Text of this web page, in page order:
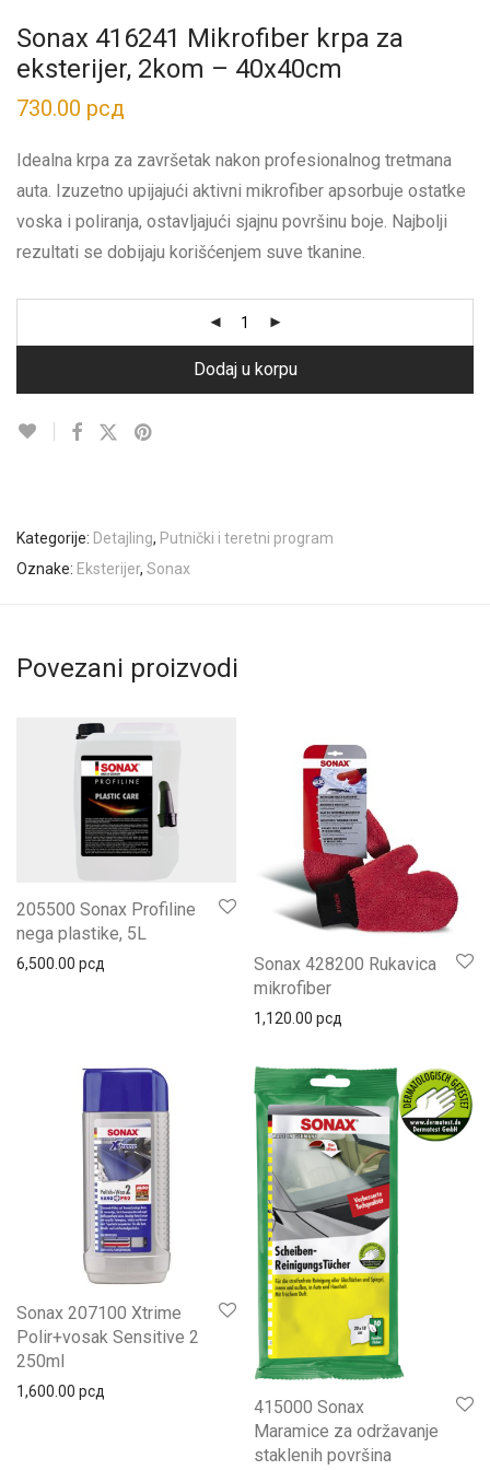
Sonax 416241 Mikrofiber krpa za
eksterijer, 2kom – 40x40cm
730.00 рсд
Idealna krpa za završetak nakon profesionalnog tretmana
auta. Izuzetno upijajući aktivni mikrofiber apsorbuje ostatke
voska i poliranja, ostavljajući sjajnu površinu boje. Najbolji
rezultati se dobijaju korišćenjem suve tkanine.
Dodaj u korpu
Kategorije: Detajling, Putnički i teretni program
Oznake: Eksterijer, Sonax
Povezani proizvodi
205500 Sonax Profiline
nega plastike, 5L
6,500.00 рсд
Sonax 428200 Rukavica
mikrofiber
1,120.00 рсд
Sonax 207100 Xtrime
Polir+vosak Sensitive 2
250ml
1,600.00 рсд
415000 Sonax
Maramice za održavanje
staklenih površina